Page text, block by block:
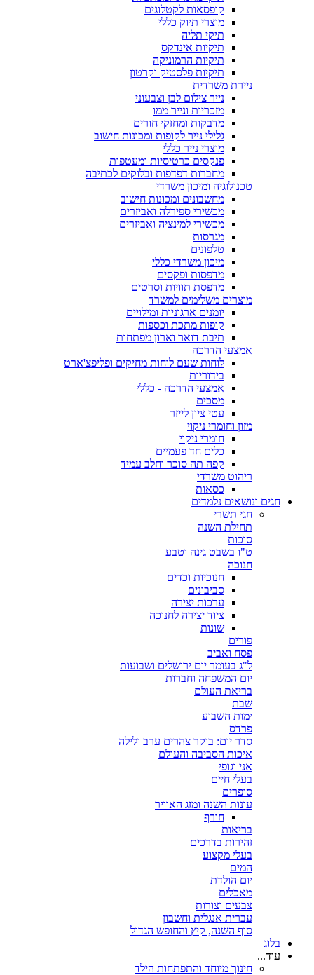
קופסאות לקטלוגים
מוצרי תיוק כללי
תיקי תליה
תיקיות אינדקס
תיקיות הרמוניקה
תיקיות פלסטיק וקרטון
ניירת משרדית
נייר צילום לבן וצבעוני
מזכריות ונייר ממו
מדבקות ומחזקי חורים
גלילי נייר לקופות ומכונות חישוב
מוצרי נייר כללי
פנקסים כרטיסיות ומעטפות
מחברות דפדפות ובלוקים לכתיבה
טכנולוגיה ומיכון משרדי
מחשבונים ומכונות חישוב
מכשירי ספירלה ואביזרים
מכשירי למינציה ואביזרים
מגרסות
טלפונים
מיכון משרדי כללי
מדפסות ופקסים
מדפסת תוויות וסרטים
מוצרים משלימים למשרד
יומנים ארגוניות ומילויים
קופות מתכת וכספות
תיבת דואר וארון מפתחות
אמצעי הדרכה
לוחות שעם לוחות מחיקים ופליפצ'ארט
בידוריות
אמצעי הדרכה - כללי
מסכים
עטי ציון לייזר
מזון וחומרי ניקוי
חומרי ניקוי
כלים חד פעמיים
קפה תה סוכר וחלב עמיד
ריהוט משרדי
כסאות
חגים ונושאים נלמדים
חגי תשרי
תחילת השנה
סוכות
ט"ו בשבט גינה וטבע
חנוכה
חנוכיות וכדים
סביבונים
ערכות יצירה
ציוד יצירה לחנוכה
שונות
פורים
פסח ואביב
ל"ג בעומר יום ירושלים ושבועות
יום המשפחה וחברות
בריאת העולם
שבת
ימות השבוע
פרדס
סדר יום: בוקר צהרים ערב ולילה
איכות הסביבה והעולם
אני וגופי
בעלי חיים
סופרים
עונות השנה ומזג האוויר
חורף
בריאות
זהירות בדרכים
בעלי מקצוע
המים
יום הולדת
מאכלים
צבעים וצורות
עברית אנגלית וחשבון
סוף השנה, קיץ והחופש הגדול
בלוג
עוד...
חינוך מיוחד והתפתחות הילד